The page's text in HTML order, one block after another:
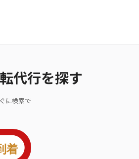
代行を探す
に検索で